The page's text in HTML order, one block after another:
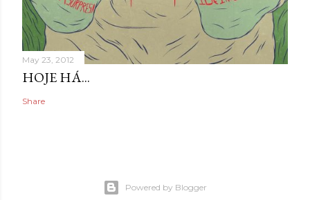
May 23, 2012
HOJE HÁ...
Share
Powered by Blogger